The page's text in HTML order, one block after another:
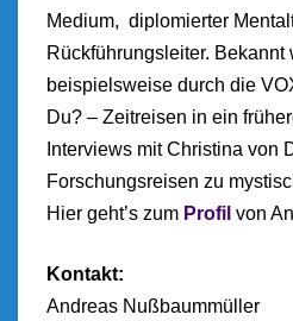
Medium, diplomierter
Rückführungsleiter. Bekannt
beispielsweise durch die
Du? – Zeitreisen in ein
Interviews mit Christina von
Forschungsreisen zu
Hier geht’s zum Profil von
Kontakt:
Andreas Nußbaummüller